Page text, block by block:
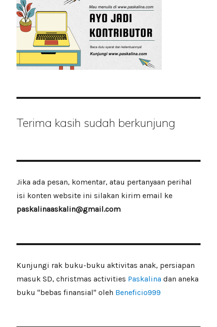
Terima kasih sudah berkunjung
Jika ada pesan, komentar, atau pertanyaan perihal
isi konten website ini silakan kirim email ke
paskalinaaskalin@gmail.com
Kunjungi rak buku-buku aktivitas anak, persiapan
masuk SD, christmas activities Paskalinadan aneka
buku "bebas finansial" oleh Beneficio999